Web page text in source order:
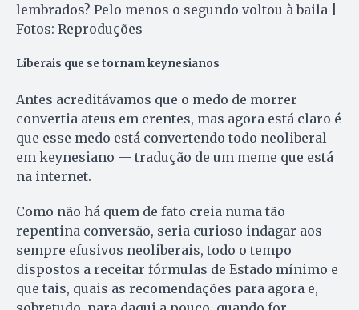
lembrados? Pelo menos o segundo voltou à baila |
Fotos: Reproduções
Liberais que se tornam keynesianos
Antes acreditávamos que o medo de morrer
convertia ateus em crentes, mas agora está claro é
que esse medo está convertendo todo neoliberal
em keynesiano — tradução de um meme que está
na internet.
Como não há quem de fato creia numa tão
repentina conversão, seria curioso indagar aos
sempre efusivos neoliberais, todo o tempo
dispostos a receitar fórmulas de Estado mínimo e
que tais, quais as recomendações para agora e,